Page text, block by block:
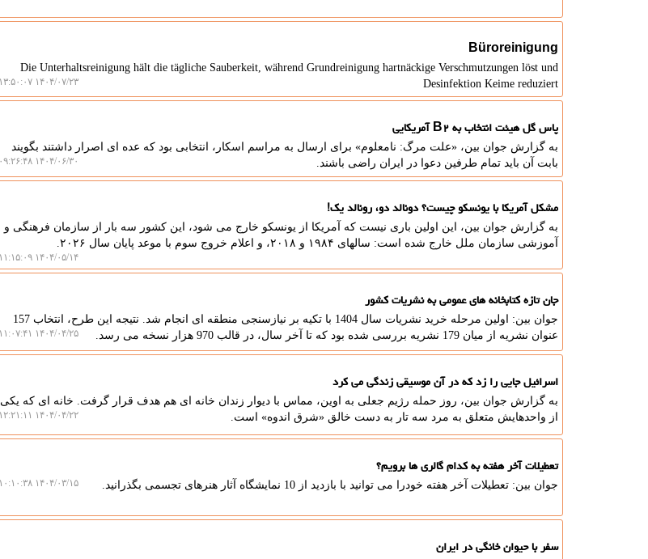
Büroreinigung
Die Unterhaltsreinigung hält die tägliche Sauberkeit, während Grundreinigung hartnäckige Verschmutzungen löst und
Desinfektion Keime reduziert
۱۴۰۴/۰۷/۲۳ ۱۳:۵۰:۰۷
پاس گل هیئت انتخاب به B۲ آمریکایی
به گزارش جوان بین، «علت مرگ: نامعلوم» برای ارسال به مراسم اسکار، انتخابی بود که عده ای اصرار داشتند بگویند
بابت آن باید تمام طرفین دعوا در ایران راضی باشند.
۱۴۰۴/۰۶/۳۰ ۰۹:۲۶:۴۸
مشکل آمریکا با یونسکو چیست؟ دونالد دو، رونالد یک!
به گزارش جوان بین، این اولین باری نیست که آمریکا از یونسکو خارج می شود، این کشور سه بار از سازمان فرهنگی و
آموزشی سازمان ملل خارج شده است: سالهای ۱۹۸۴ و ۲۰۱۸، و اعلام خروج سوم با موعد پایان سال ۲۰۲۶.
۱۴۰۴/۰۵/۱۴ ۱۱:۱۵:۰۹
جان تازه کتابخانه های عمومی به نشریات کشور
جوان بین: اولین مرحله خرید نشریات سال 1404 با تکیه بر نیازسنجی منطقه ای انجام شد. نتیجه این طرح، انتخاب 157
عنوان نشریه از میان 179 نشریه بررسی شده بود که تا آخر سال، در قالب 970 هزار نسخه می رسد.
۱۴۰۴/۰۴/۲۵ ۱۱:۰۷:۴۱
اسرائیل جایی را زد که در آن موسیقی زندگی می کرد
به گزارش جوان بین، روز حمله رژیم جعلی به اوین، مماس با دیوار زندان خانه ای هم هدف قرار گرفت. خانه ای که یکی
از واحدهایش متعلق به مرد سه تار به دست خالق «شرق اندوه» است.
۱۴۰۴/۰۴/۲۲ ۱۲:۲۱:۱۱
تعطیلات آخر هفته به کدام گالری ها برویم؟
جوان بین: تعطیلات آخر هفته خودرا می توانید با بازدید از 10 نمایشگاه آثار هنرهای تجسمی بگذرانید. ۱۴۰۴/۰۳/۱۵ ۱۰:۱۰:۳۸
سفر با حیوان خانگی در ایران